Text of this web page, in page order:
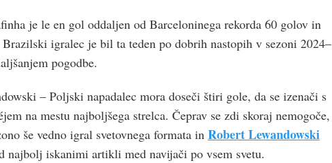
je le en gol oddaljen od Barceloninega rekorda 60 golov in
Brazilski igralec je bil ta teden po dobrih nastopih v sezoni 2024–
pogodbe.
– Poljski napadalec mora doseči štiri gole, da se izenači s
na mestu najboljšega strelca. Čeprav se zdi skoraj nemogoče,
še vedno igral svetovnega formata in Robert Lewandowski
najbolj iskanimi artikli med navijači po vsem svetu.